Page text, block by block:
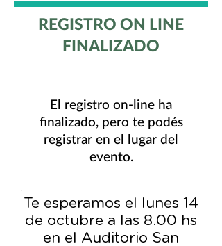
REGISTRO ON LINE
FINALIZADO
El registro on-line ha
finalizado, pero te podés
registrar en el lugar del
evento.
.
Te esperamos el lunes 14
de octubre a las 8.00 hs
en el Auditorio San